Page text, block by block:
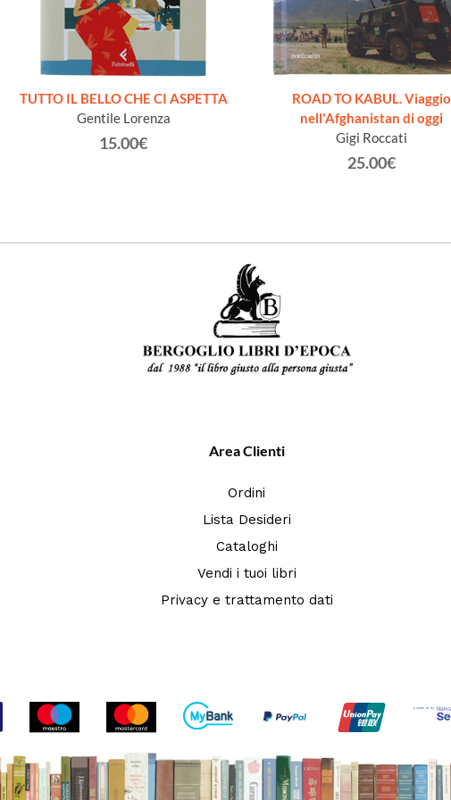
TUTTO IL BELLO CHE CI ASPETTA
Gentile Lorenza
15.00€
ROAD TO KABUL. Viaggio
nell'Afghanistan di oggi
Gigi Roccati
25.00€
Area Clienti
Ordini
Lista Desideri
Cataloghi
Vendi i tuoi libri
Privacy e trattamento dati